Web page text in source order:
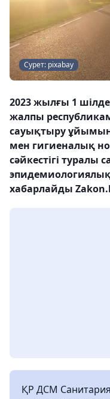
Сурет: pixabay
2023 жылғы 1
жалпы
сауықтыру
мен гигиеналық
сәйкестігі туралы
хабарлайды
ҚР ДСМ